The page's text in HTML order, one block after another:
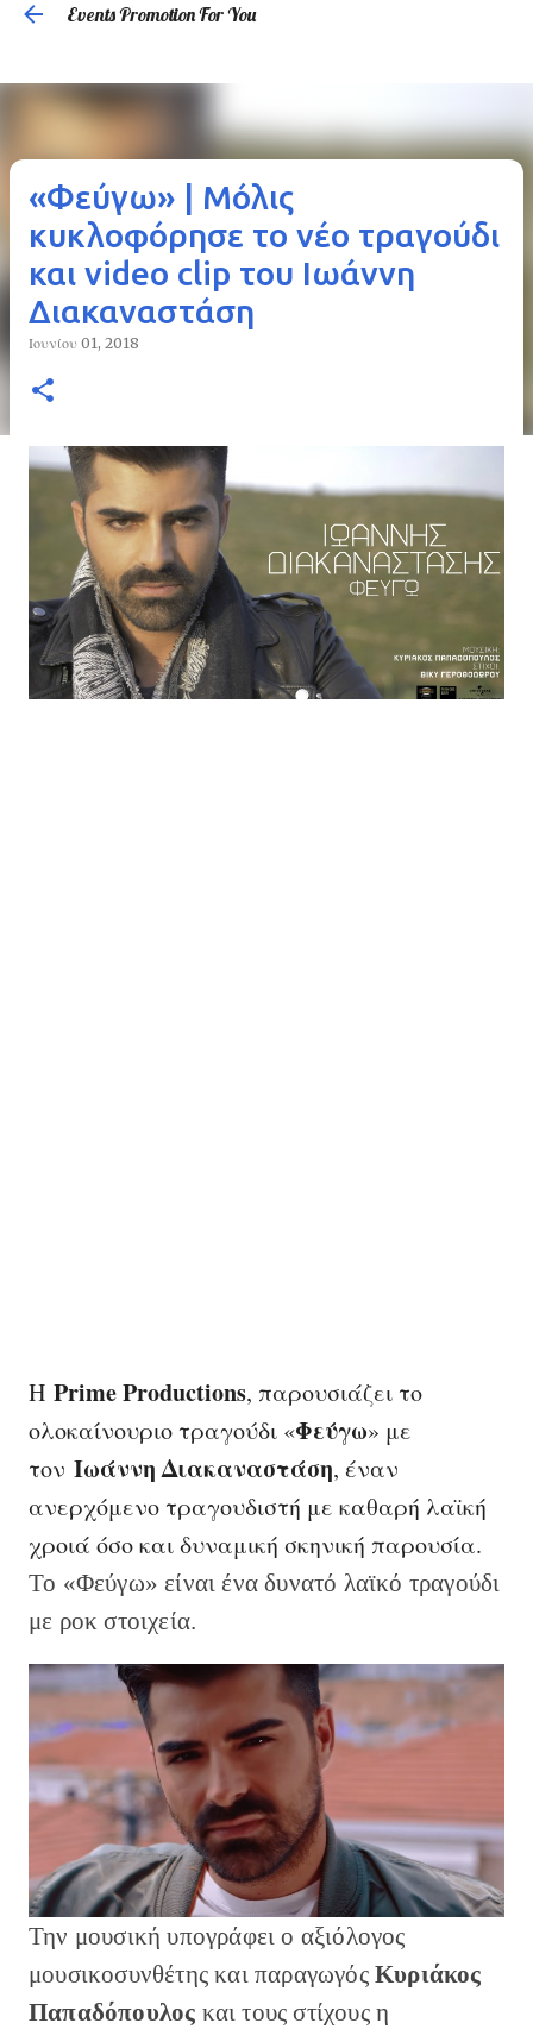
Events Promotion For You
«Φεύγω» | Μόλις
κυκλοφόρησε το νέο τραγούδι
και video clip του Ιωάννη
Διακαναστάση
Ιουνίου 01, 2018
H Prime Productions, παρουσιάζει το
ολοκαίνουριο τραγούδι «Φεύγω» με
τον Ιωάννη Διακαναστάση, έναν
ανερχόμενο τραγουδιστή με καθαρή λαϊκή
χροιά όσο και δυναμική σκηνική παρουσία.
Το «Φεύγω» είναι ένα δυνατό λαϊκό τραγούδι
με ροκ στοιχεία.
Την μουσική υπογράφει ο αξιόλογος
μουσικοσυνθέτης και παραγωγός Κυριάκος
Παπαδόπουλος και τους στίχους η